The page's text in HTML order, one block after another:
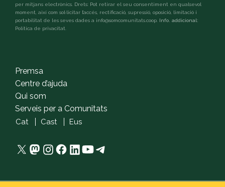
per mitjans electrònics. Drets: Pot retirar el seu consentiment en qualsevol
moment, així com sol·licitar l’accés, rectificació, supressió, oposició, limitació i
portabilitat de les seves dades a info@somcomunitats.coop. Info. addicional:
Política de privacitat.
Premsa
Centre d’ajuda
Qui som
Serveis per a Comunitats
Cat Cast Eus
X Mastodon
Instagram
Facebook
LinkedIn
YouTube
Telegram